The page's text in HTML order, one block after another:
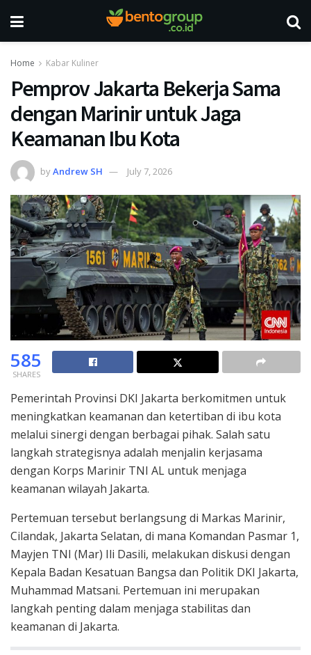
Home Kabar Kuliner
Pemprov Jakarta Bekerja Sama
dengan Marinir untuk Jaga
Keamanan Ibu Kota
byAndrew SH July 7, 2026
585
SHARES
Pemerintah Provinsi DKI Jakarta berkomitmen untuk
meningkatkan keamanan dan ketertiban di ibu kota
melalui sinergi dengan berbagai pihak. Salah satu
langkah strategisnya adalah menjalin kerjasama
dengan Korps Marinir TNI AL untuk menjaga
keamanan wilayah Jakarta.
Pertemuan tersebut berlangsung di Markas Marinir,
Cilandak, Jakarta Selatan, di mana Komandan Pasmar 1,
Mayjen TNI (Mar) Ili Dasili, melakukan diskusi dengan
Kepala Badan Kesatuan Bangsa dan Politik DKI Jakarta,
Muhammad Matsani. Pertemuan ini merupakan
langkah penting dalam menjaga stabilitas dan
keamanan di Jakarta.